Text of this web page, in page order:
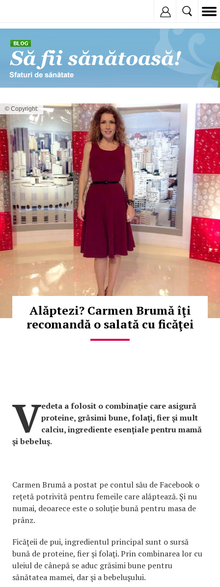
© Copyright:
Alăptezi? Carmen Brumă îţi
recomandă o salată cu ficăţei
Vedeta a folosit o combinaţie care asigură
proteine, grăsimi bune, folaţi, fier şi mult
calciu, ingrediente esenţiale pentru mamă
şi bebeluş.
Carmen Brumă a postat pe contul său de Facebook o
reţetă potrivită pentru femeile care alăptează. Şi nu
numai, deoarece este o soluţie bună pentru masa de
prânz.
Ficăţeii de pui, ingredientul principal sunt o sursă
bună de proteine, fier şi folaţi. Prin combinarea lor cu
uleiul de cânepă se aduc grăsimi bune pentru
sănătatea mamei, dar şi a bebeluşului.